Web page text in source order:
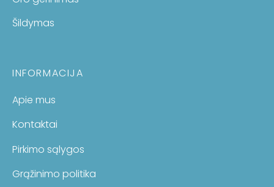
Šildymas
INFORMACIJA
Apie mus
Kontaktai
Pirkimo sąlygos
Grąžinimo politika